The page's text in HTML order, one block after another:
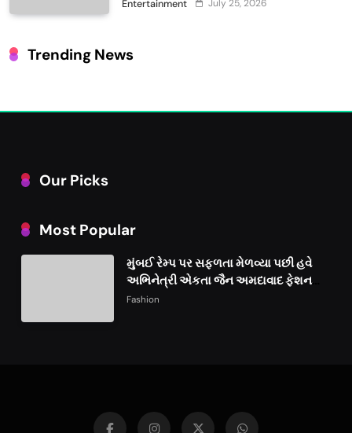
Entertainment July 25, 2026
Trending News
Our Picks
Most Popular
મુંબઈ રેમ્પ પર સફળતા મેળવ્યા પછી હવે
અભિનેત્રી એકતા જૈન અમદાવાદ ફેશન
વીકમાં પોતાની પ્રતિભા પ્રદર્શિત કરશે
Fashion